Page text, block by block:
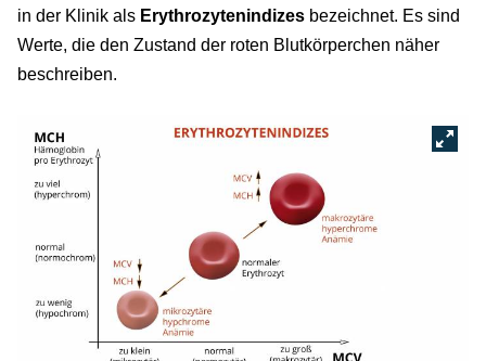
in der Klinik als Erythrozytenindizes bezeichnet. Es sind
Werte, die den Zustand der roten Blutkörperchen näher
beschreiben.